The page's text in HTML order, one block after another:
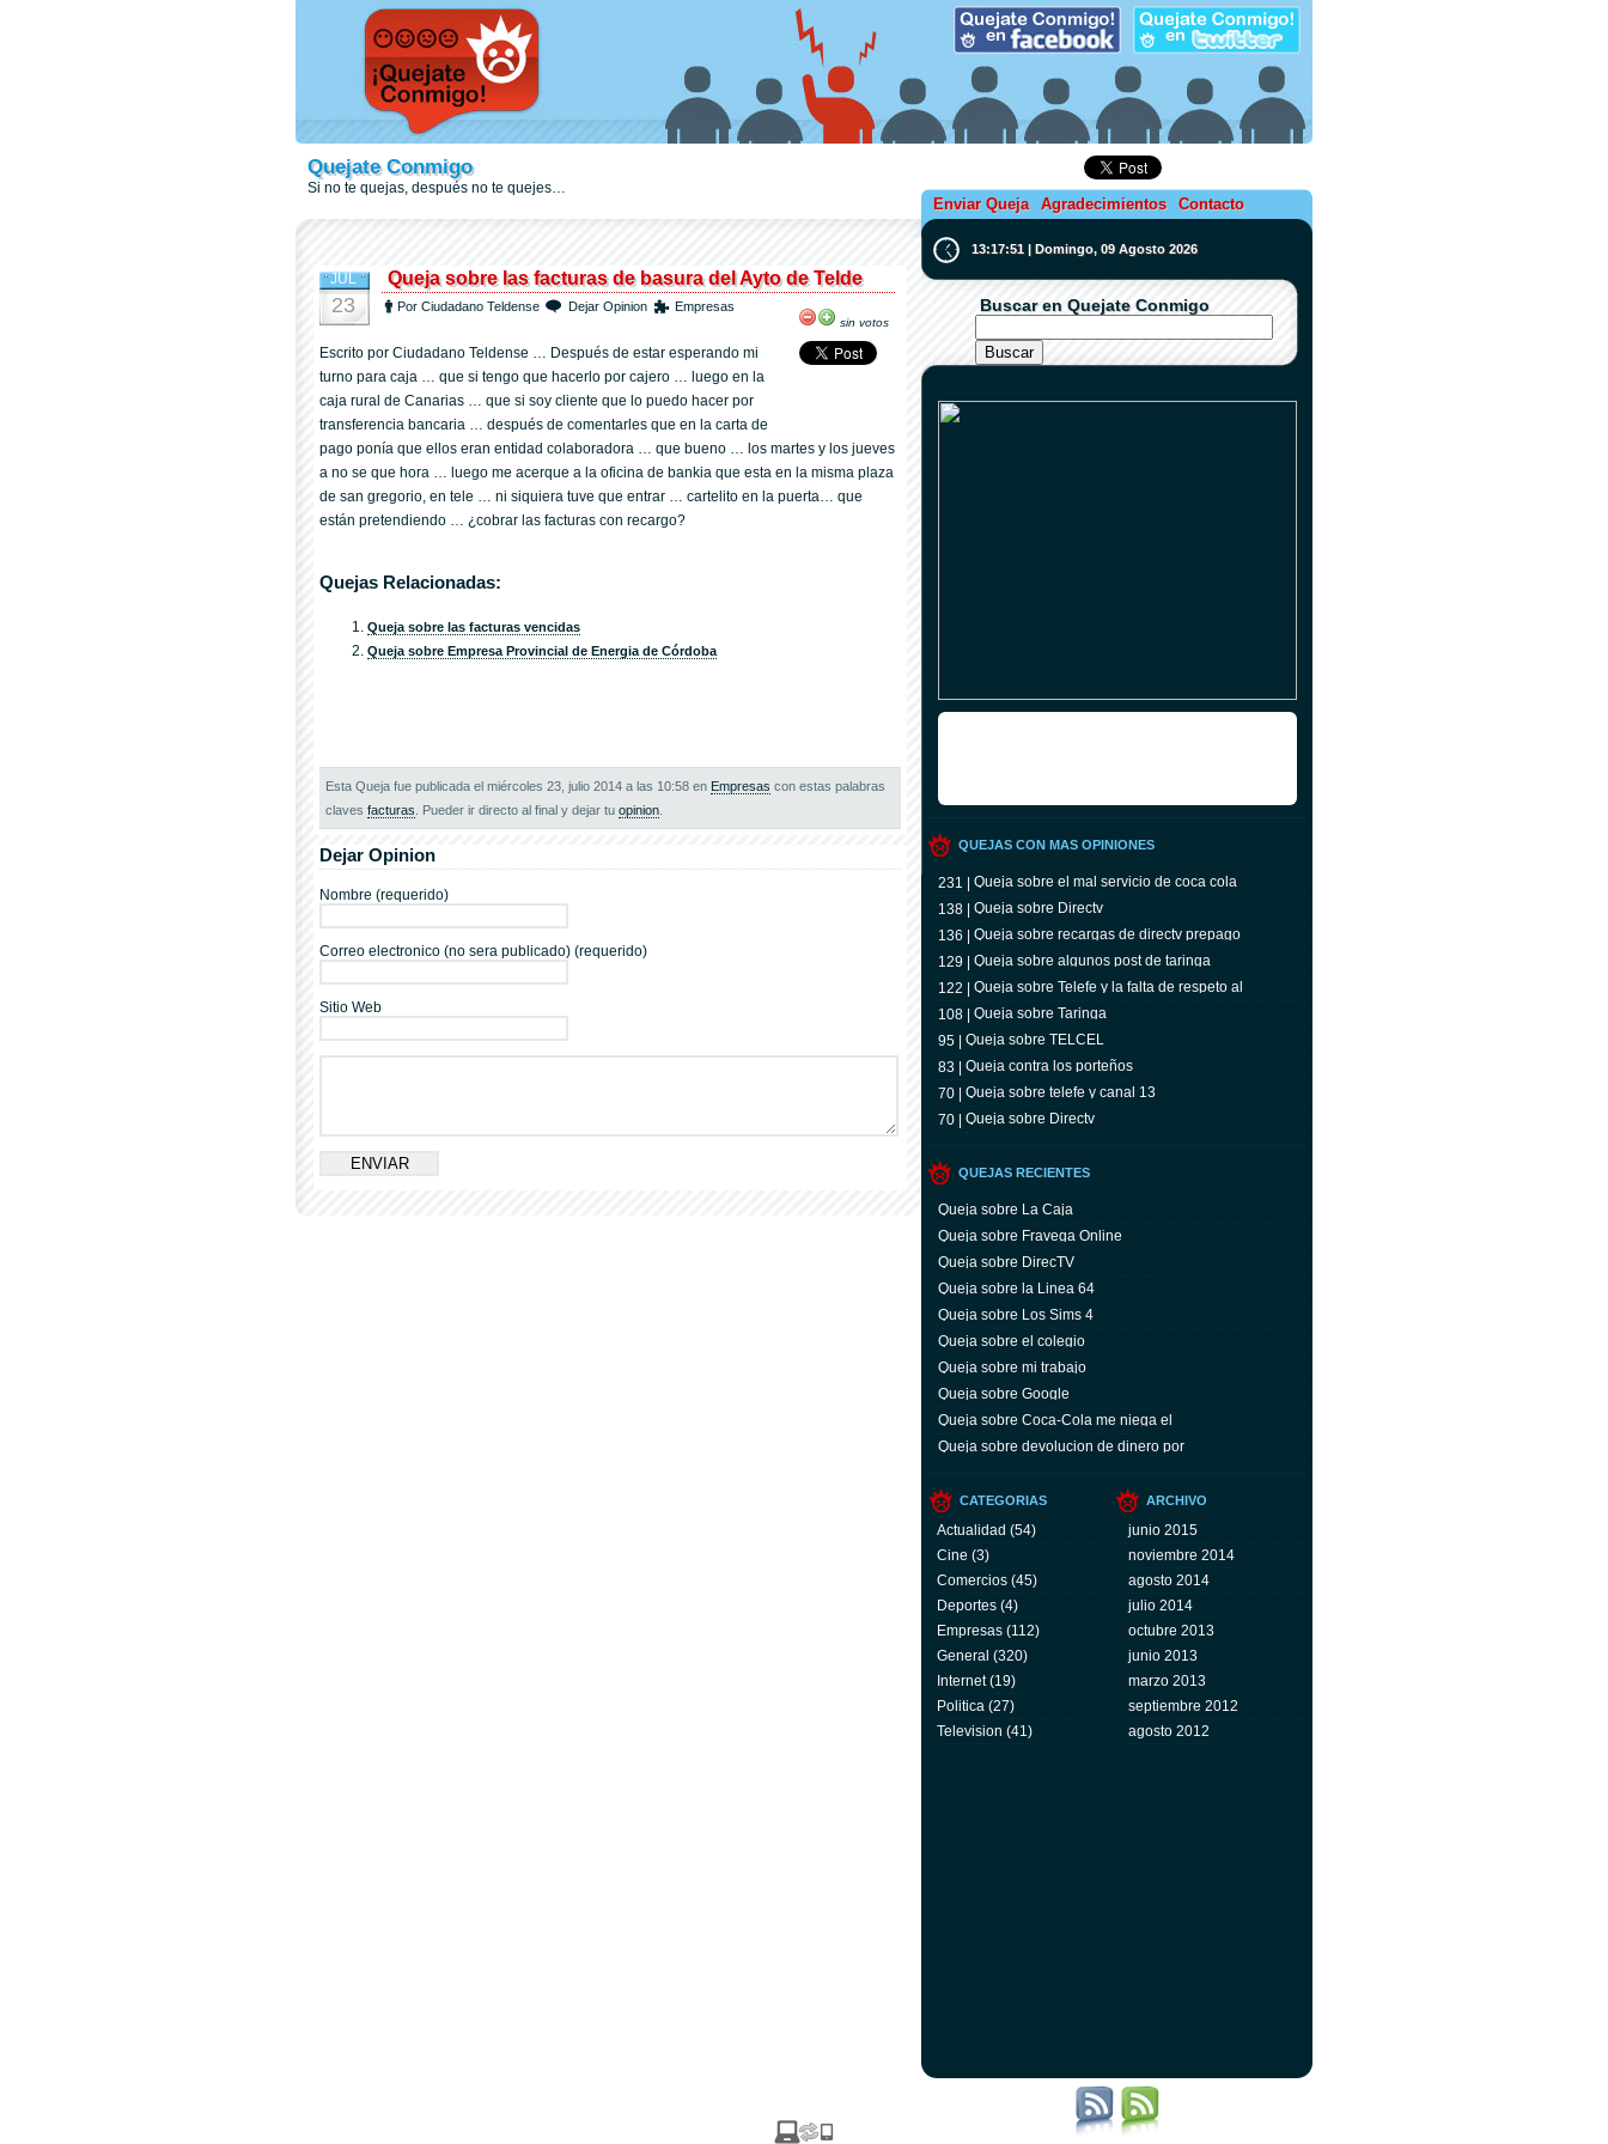
Quejate Conmigo
Si no te quejas, después no te quejes…
Enviar Queja Agradecimientos Contacto
JUL
23
Queja sobre las facturas de basura del Ayto de Telde
Por Ciudadano Teldense Dejar Opinion Empresas
sin votos
Escrito por Ciudadano Teldense … Después de estar esperando mi
turno para caja … que si tengo que hacerlo por cajero … luego en la
caja rural de Canarias … que si soy cliente que lo puedo hacer por
transferencia bancaria … después de comentarles que en la carta de
pago ponía que ellos eran entidad colaboradora … que bueno … los martes y los jueves
a no se que hora … luego me acerque a la oficina de bankia que esta en la misma plaza
de san gregorio, en tele … ni siquiera tuve que entrar … cartelito en la puerta… que
están pretendiendo … ¿cobrar las facturas con recargo?
Quejas Relacionadas:
Queja sobre las facturas vencidas
Queja sobre Empresa Provincial de Energia de Córdoba
Esta Queja fue publicada el miércoles 23, julio 2014 a las 10:58 en Empresas con estas palabras
claves facturas . Pueder ir directo al final y dejar tu opinion
Dejar Opinion
Nombre (requerido)
Correo electronico (no sera publicado) (requerido)
Sitio Web
13:17:52 | Domingo, 09 Agosto 2026
Buscar en Quejate Conmigo
QUEJAS CON MAS OPINIONES
231 | Queja sobre el mal servicio de coca cola
138 | Queja sobre Directv
136 | Queja sobre recargas de directv prepago
129 | Queja sobre algunos post de taringa
122 | Queja sobre Telefe y la falta de respeto al
televidente
108 | Queja sobre Taringa
95 | Queja sobre TELCEL
83 | Queja contra los porteños
70 | Queja sobre telefe y canal 13
70 | Queja sobre Directv
QUEJAS RECIENTES
Queja sobre La Caja
Queja sobre Fravega Online
Queja sobre DirecTV
Queja sobre la Linea 64
Queja sobre Los Sims 4
Queja sobre el colegio
Queja sobre mi trabajo
Queja sobre Google
Queja sobre Coca-Cola me niega el
servicio y facturas
Queja sobre devolucion de dinero por
CATEGORIAS ARCHIVO
Actualidad (54)
Cine (3)
Comercios (45)
Deportes (4)
Empresas (112)
General (320)
Internet(19)
Politica (27)
Television (41)
junio 2015
noviembre 2014
agosto 2014
julio 2014
octubre 2013
junio 2013
marzo 2013
septiembre 2012
agosto 2012